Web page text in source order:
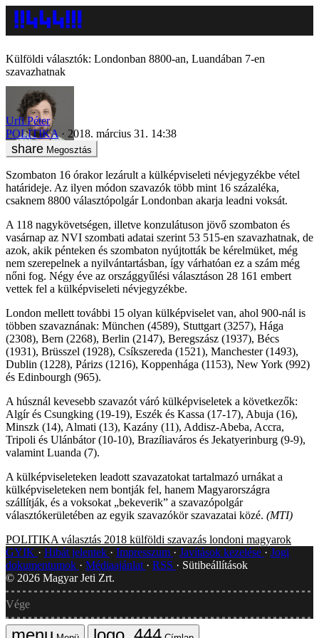
Külföldi választók: Londonban 8800-an, Luandában 7-en
szavazhatnak
Urfi Péter
POLITIKA
2018. március 31. 14:38
Megosztás
Szombaton 16 órakor lezárult a külképviseleti névjegyzékbe vétel
határideje. Az ilyen módon szavazók több mint 16 százaléka,
csaknem 8800 választópolgár Londonban akarja leadni voksát.
A 118 nagykövetségen, illetve konzulátuson jövő szombaton és
vasárnap az NVI szombati adatai szerint 53 515-en szavazhatnak, de
azok, akik pénteken és szombaton nyújtották be kérelmüket, még
nem szerepelnek a nyilvántartásban, így várhatóan ez a szám még
nőni fog. Négy éve az országgyűlési választáson 28 161 embert
vettek fel a külképviseleti névjegyzékbe.
London mellett további 15 olyan külképviselet van, ahol 900-nál is
többen szavaznának: München (4589), Stuttgart (3257), Hága
(2308), Bern (2268), Berlin (2147), Beregszász (1937), Bécs
(1931), Brüsszel (1928), Csíkszereda (1521), Manchester (1493),
Dublin (1228), Párizs (1216), Koppenhága (1153), New York (992)
és Edinbourgh (965).
A húsznál kevesebb szavazót váró külképviseletek a következők:
Algír és Csungking (19-19), Eszék és Kassa (17-17), Abuja (16),
Minszk (14), Almati (13), Kazány (11), Addisz-Abeba, Accra,
Tripoli és Ulánbátor (10-10), Brazíliaváros és Jekatyerinburg (9-9),
valamint Luanda (7).
A külképviseleteken leadott szavazatokat tartalmazó urnákat a
külképviseleteken nem bontják fel, hanem Magyarországra
szállítják, és a voksokat „bekeverik” a szavazópolgár
választókerületében az egyik szavazókör szavazatai közé. (MTI)
POLITIKA választás 2018 külföldi szavazás londoni magyarok
GYIK
Hibát jelentek Impresszum Javítások kezelése
Jogi
dokumentumok
Médiaajánlat RSS
Sütibeállítások
© 2026 Magyar Jeti Zrt.
Vége